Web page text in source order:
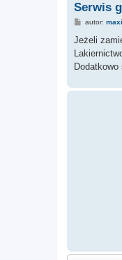
Serwis
P
s
autor:
Jeżeli